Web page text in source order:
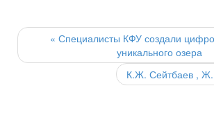
Post
navigation
« Специалисты КФУ создали
уникального озера
К.Ж. Сейтбаев ,